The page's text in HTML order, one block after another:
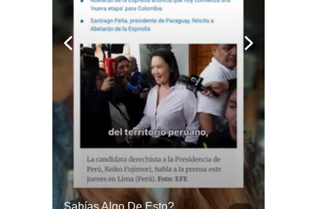
Sabías Algo De Esto?